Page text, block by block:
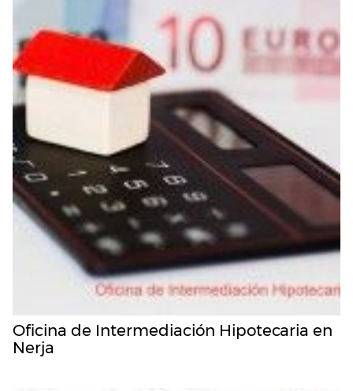
Oficina de Intermediación Hipotecaria en
Nerja